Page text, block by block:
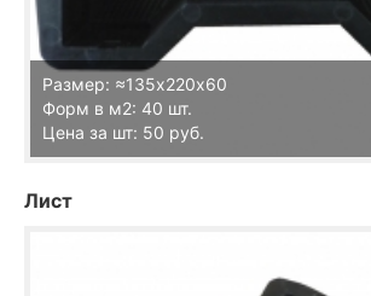
Размер: ≈135х220х60
Форм в м2: 40 шт.
Цена за шт: 50 руб.
Лист